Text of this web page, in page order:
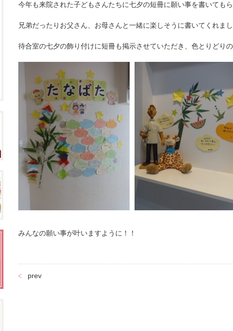
今年も来院された子どもさんたちに七夕の短冊に願い事を書いても
兄弟だったりお父さん、お母さんと一緒に楽しそうに書いてくれま
待合室の七夕の飾り付けに短冊も掲示させていただき、色とりどり
みんなの願い事が叶いますように！！
prev